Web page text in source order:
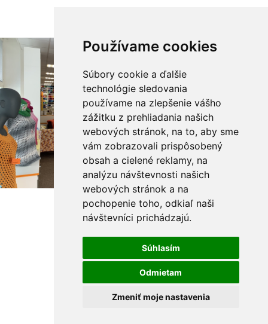
Používame cookies
Súbory cookie a ďalšie
technológie sledovania
používame na zlepšenie vášho
zážitku z prehliadania našich
webových stránok, na to, aby sme
vám zobrazovali prispôsobený
obsah a cielené reklamy, na
analýzu návštevnosti našich
webových stránok a na
pochopenie toho, odkiaľ naši
návštevníci prichádzajú.
Súhlasím
Odmietam
Zmeniť moje nastavenia